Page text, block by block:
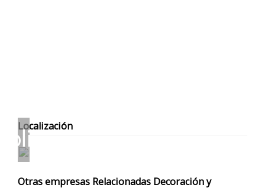
Localización
Otras empresas Relacionadas Decoración y